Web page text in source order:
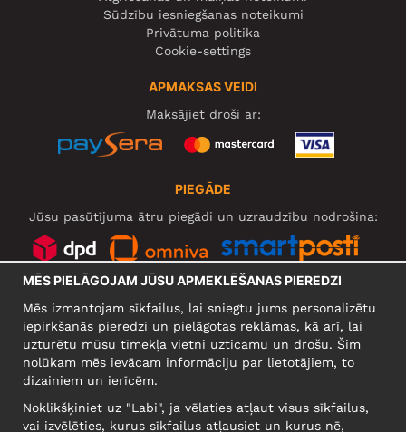
Sūdzību iesniegšanas noteikumi
Privātuma politika
Cookie-settings
APMAKSAS VEIDI
Maksājiet droši ar:
PIEGĀDE
Jūsu pasūtījuma ātru piegādi un uzraudzību nodrošina:
UZŅĒMUMS
Narva mnt 5, EE-10117 Tallinn
MĒS PIELĀGOJAM JŪSU APMEKLĒŠANAS PIEREDZI
Mēs izmantojam sīkfailus, lai sniegtu jums personalizētu
iepirkšanās pieredzi un pielāgotas reklāmas, kā arī, lai
uzturētu mūsu tīmekļa vietni uzticamu un drošu. Šim
nolūkam mēs ievācam informāciju par lietotājiem, to
dizainiem un ierīcēm.
Noklikšķiniet uz "Labi", ja vēlaties atļaut visus sīkfailus,
vai izvēlēties, kurus sīkfailus atļausiet un kurus nē,